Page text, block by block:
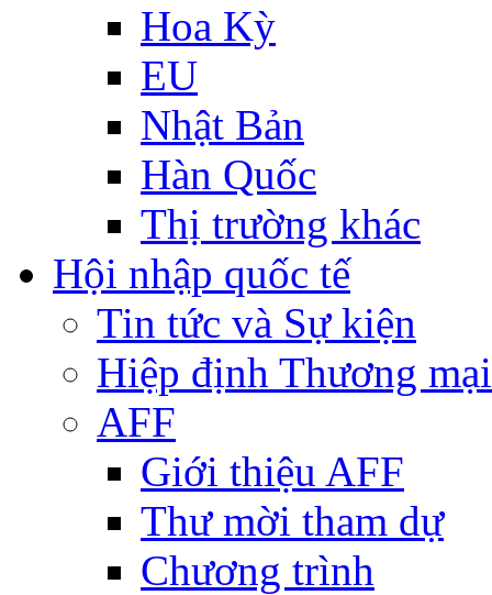
Hoa Kỳ
EU
Nhật Bản
Hàn Quốc
Thị trường khác
Hội nhập quốc tế
Tin tức và Sự kiện
Hiệp định Thương
AFF
Giới thiệu AFF
Thư mời tham dự
Chương trình